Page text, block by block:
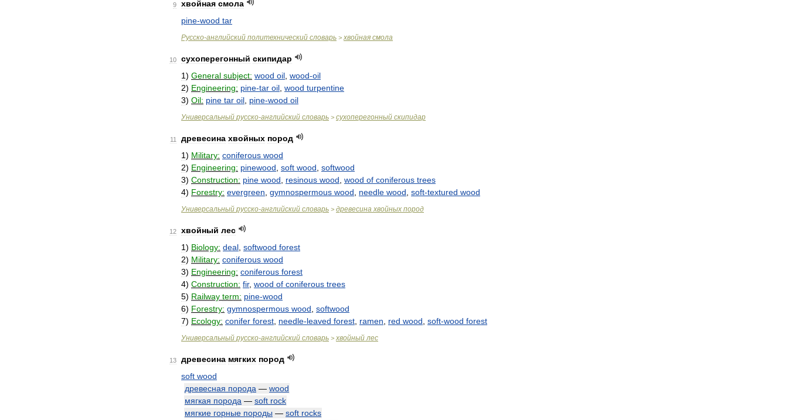
9 хвойная смола
pine-wood tar
Русско-английский политехнический словарь > хвойная смола
10 сухоперегонный скипидар
1) General subject: wood oil wood-oil
2) Engineering: pine-tar oil wood turpentine
3) Oil: pine tar oil pine-wood oil
Универсальный русско-английский словарь > сухоперегонный скипидар
11 древесина хвойных пород
1) Military: coniferous wood
2) Engineering: pinewood soft wood softwood
3) Construction: pine wood resinous wood wood of coniferous trees
4) Forestry: evergreen gymnospermous wood needle wood soft-textured wood
Универсальный русско-английский словарь > древесина хвойных пород
12 хвойный лес
1) Biology: deal softwood forest
2) Military: coniferous wood
3) Engineering: coniferous forest
4) Construction: fir, wood of coniferous trees
5) Railway term: pine-wood
6) Forestry: gymnospermous wood softwood
7) Ecology: conifer forest needle-leaved forest ramen red wood soft-wood forest
Универсальный русско-английский словарь > хвойный лес
13 древесина мягких пород
soft wood
древесная порода — wood
мягкая порода — soft rock
мягкие горные породы — soft rocks